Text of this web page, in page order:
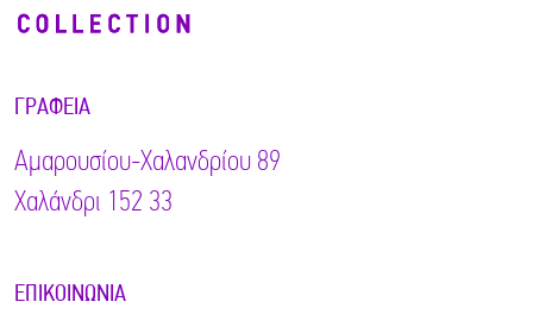
ΓΡΑΦΕΊΑ
Αμαρουσίου-Χαλανδρίου 89
Χαλάνδρι 152 33
ΕΠΙΚΟΙΝΩΝΊΑ